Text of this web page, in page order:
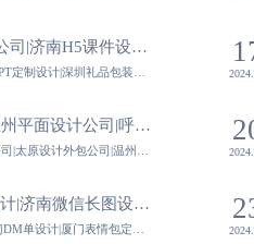
深圳MG动画制作公司|济南H5课件设计|济南课件设计公司|深圳PPT定制设计-蓝橙视觉
太原文创IP设计|温州平面设计公司|呼和浩特微信SVG定制公司|太原设计外包公司-蓝橙视觉
厦门电商详情页设计|济南微信长图设计公司|济南短视频剪辑处理|厦门DM单设计-蓝橙视觉